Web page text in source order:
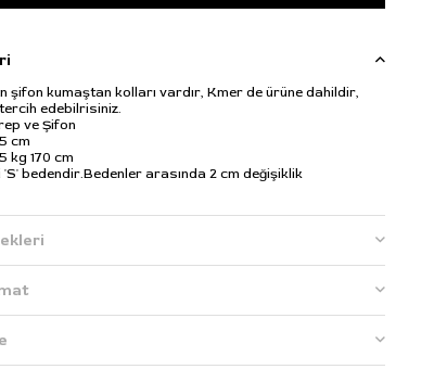
şifon kumaştan kolları vardır, Kmer de ürüne dahildir,
edebilrisiniz.
ve Şifon
cm
kg 170 cm
bedendir.Bedenler arasında 2 cm değişiklik